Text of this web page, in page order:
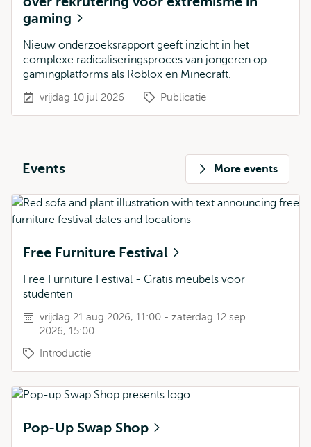
gaming
Nieuw onderzoeksrapport geeft inzicht in het
complexe radicaliseringsproces van jongeren op
gamingplatforms als Roblox en Minecraft.
vrijdag 10 jul 2026 Publicatie
Events More events
Free Furniture Festival
Free Furniture Festival - Gratis meubels voor
studenten
vrijdag 21 aug 2026, 11:00 - zaterdag 12 sep
2026, 15:00
Introductie
Pop-Up Swap Shop